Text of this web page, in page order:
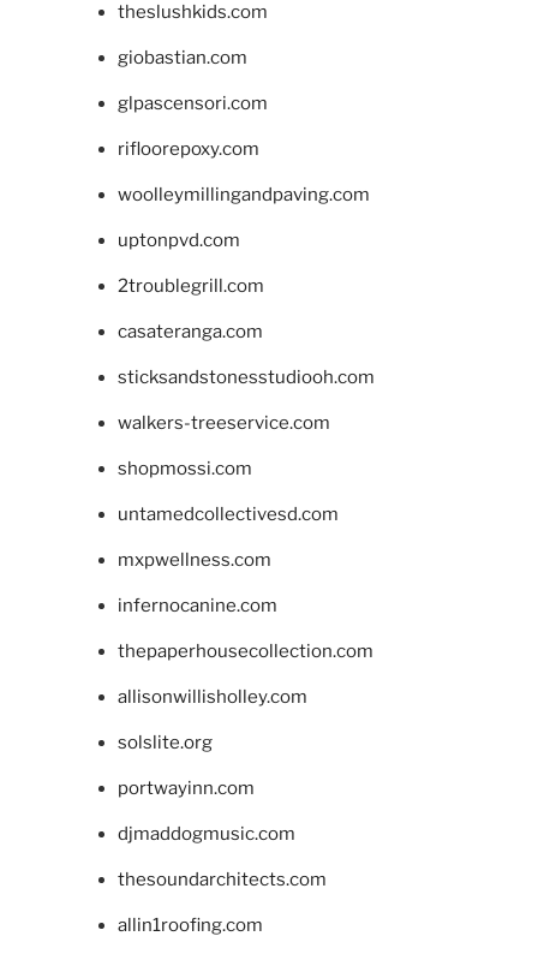
theslushkids.com
giobastian.com
glpascensori.com
rifloorepoxy.com
woolleymillingandpaving.com
uptonpvd.com
2troublegrill.com
casateranga.com
sticksandstonesstudiooh.com
walkers-treeservice.com
shopmossi.com
untamedcollectivesd.com
mxpwellness.com
infernocanine.com
thepaperhousecollection.com
allisonwillisholley.com
solslite.org
portwayinn.com
djmaddogmusic.com
thesoundarchitects.com
allin1roofing.com